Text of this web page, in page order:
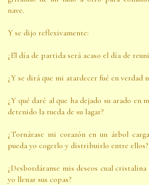
nave.
Y se dijo reflexivamente:
¿El día de partida será acaso el día de
¿Y se dirá que mi atardecer fué en verdad
¿Y qué daré al que ha dejado su arado en
detenido la rueda de su lagar?
¿Tornárase mi corazón en un árbol
pueda yo cogerlo y distribuirlo entre ellos?
¿Desbordáranse mis deseos cual
yo llenar sus copas?